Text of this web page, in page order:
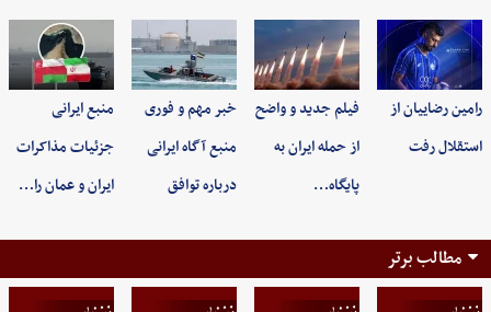
رامین رضاییان از
استقلال رفت
فیلم جدید و واضح
از حمله ایران به
پایگاه…
خبر مهم و فوری
منبع آگاه ایرانی
درباره توافق
منبع ایرانی
جزئیات مذاکرات
ایران و عمان را…
مطالب برتر